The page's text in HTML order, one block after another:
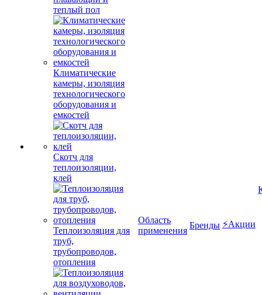
теплый пол
Климатические
камеры, изоляция
технологического
оборудования и
емкостей
Скотч для
теплоизоляции,
клей
Теплоизоляция для
труб,
трубопроводов,
отопления
Область
применения
Бренды ⚡Акции